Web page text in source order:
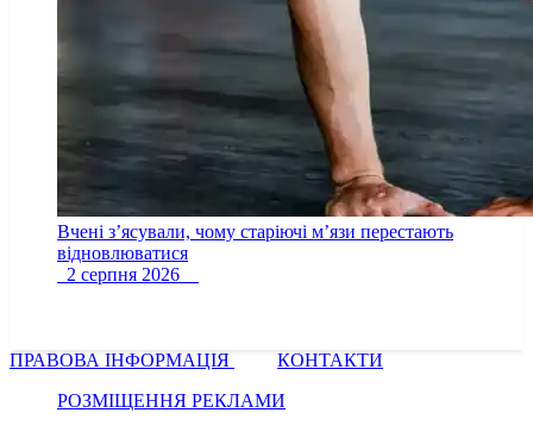
Вчені з’ясували, чому старіючі м’язи перестають
відновлюватися
2 серпня 2026
ПРАВОВА ІНФОРМАЦІЯ
КОНТАКТИ
РОЗМІЩЕННЯ РЕКЛАМИ